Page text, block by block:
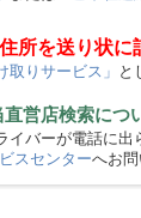
所を送り状に
取りサービス」 と
営店検索につ
バーが電話に出
スセンターへお問